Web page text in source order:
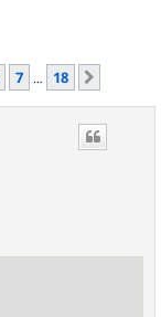
7 … 18